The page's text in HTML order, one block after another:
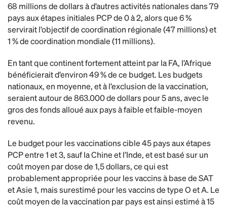
68 millions de dollars à d’autres activités nationales dans 79
pays aux étapes initiales PCP de 0 à 2, alors que 6 %
servirait l’objectif de coordination régionale (47 millions) et
1 % de coordination mondiale (11 millions).
En tant que continent fortement atteint par la FA, l’Afrique
bénéficierait d’environ 49 % de ce budget. Les budgets
nationaux, en moyenne, et à l’exclusion de la vaccination,
seraient autour de 863.000 de dollars pour 5 ans, avec le
gros des fonds alloué aux pays à faible et faible-moyen
revenu.
Le budget pour les vaccinations cible 45 pays aux étapes
PCP entre 1 et 3, sauf la Chine et l’Inde, et est basé sur un
coût moyen par dose de 1,5 dollars, ce qui est
probablement appropriée pour les vaccins à base de SAT
et Asie 1, mais surestimé pour les vaccins de type O et A. Le
coût moyen de la vaccination par pays est ainsi estimé à 15